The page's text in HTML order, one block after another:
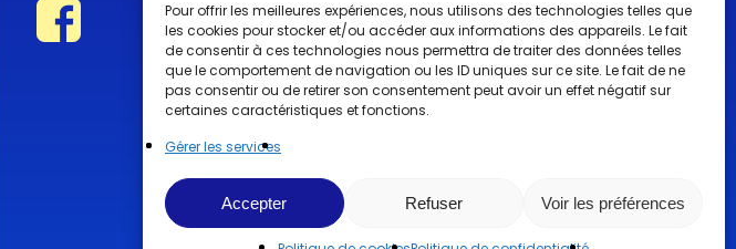
Pour offrir les meilleures expériences, nous utilisons des technologies telles que
les cookies pour stocker et/ou accéder aux informations des appareils. Le fait
de consentir à ces technologies nous permettra de traiter des données telles
que le comportement de navigation ou les ID uniques sur ce site. Le fait de ne
pas consentir ou de retirer son consentement peut avoir un effet négatif sur
certaines caractéristiques et fonctions.
Gérer les services
Accepter Refuser Voir les préférences
@2022CopyrightTurboCar